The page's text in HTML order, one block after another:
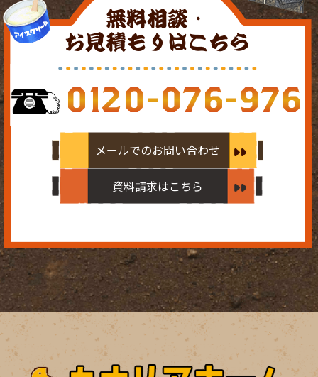
無料相談・
お見積もりはこちら
0120-076-976
メールでのお問い合わせ
資料請求はこちら